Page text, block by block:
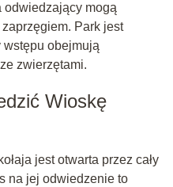
odwiedzający mogą
Park jest
wstępu obejmują
zwierzętami.
Wioskę
jest otwarta przez cały
na jej odwiedzenie to